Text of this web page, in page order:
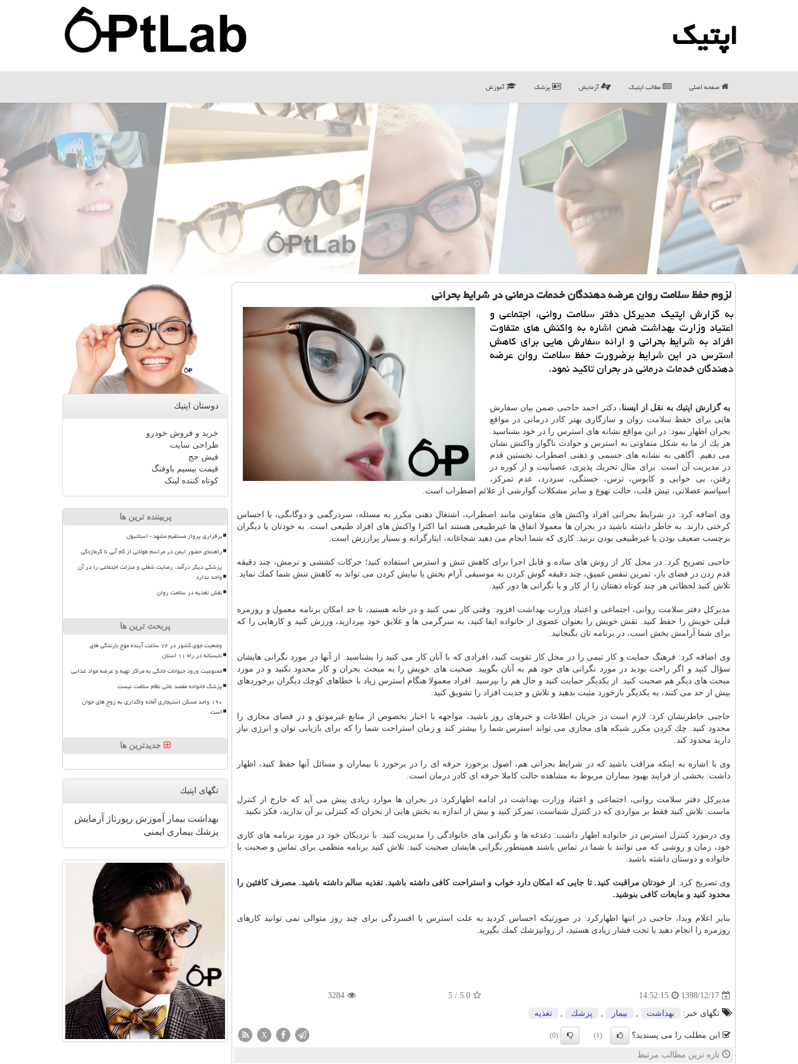
اپتیك
صفحه اصلی مطالب اپتیك آزمایش پزشک آموزش
لزوم حفظ سلامت روان عرضه دهندگان خدمات درمانی در شرایط بحرانی
به گزارش اپتیك مدیركل دفتر سلامت روانی، اجتماعی و
اعتیاد وزارت بهداشت ضمن اشاره به واكنش های متفاوت
افراد به شرایط بحرانی و ارائه سفارش هایی برای كاهش
استرس در این شرایط برضرورت حفظ سلامت روان عرضه
دهندگان خدمات درمانی در بحران تاكید نمود.
به گزارش اپتیك به نقل از ایسنا، دكتر احمد حاجبی ضمن بیان سفارش
هایی برای حفظ سلامت روان و سازگاری بهتر كادر درمانی در مواقع
بحران اظهار نمود: در این مواقع نشانه های استرس را در خود بشناسید.
هر یك از ما به شكل متفاوتی به استرس و حوادث ناگوار واكنش نشان
می دهیم. آگاهی به نشانه های جسمی و ذهنی اضطراب نخستین قدم
در مدیریت آن است. برای مثال تحریك پذیری، عصبانیت و از كوره در
رفتن، بی خوابی و كابوس، ترس، خستگی، سردرد، عدم تمركز،
اسپاسم عضلانی، تپش قلب، حالت تهوع و سایر مشكلات گوارشی از علائم اضطراب است.
وی اضافه كرد: در شرایط بحرانی افراد واكنش های متفاوتی مانند اضطراب، اشتغال ذهنی مكرر به مسئله، سردرگمی و دوگانگی، یا احساس
كرختی دارند. به خاطر داشته باشید در بحران ها معمولا اتفاق ها غیرطبیعی هستند اما اكثرا واكنش های افراد طبیعی است. به خودتان یا دیگران
برچسب ضعیف بودن یا غیرطبیعی بودن نزنید. كاری كه شما انجام می دهید شجاعانه، ایثارگرانه و بسیار پرارزش است.
حاجبی تصریح كرد: در محل كار از روش های ساده و قابل اجرا برای كاهش تنش و استرس استفاده كنید؛ حركات كششی و نرمش، چند دقیقه
قدم زدن در فضای باز، تمرین تنفس عمیق، چند دقیقه گوش كردن به موسیقی آرام بخش یا نیایش كردن می تواند به كاهش تنش شما كمك نماید.
تلاش كنید لحظاتی هر چند كوتاه ذهنتان را از كار و یا نگرانی ها دور كنید.
مدیركل دفتر سلامت روانی، اجتماعی و اعتیاد وزارت بهداشت افزود: وقتی كار نمی كنید و در خانه هستید، تا حد امكان برنامه معمول و روزمره
قبلی خویش را حفظ كنید. نقش خویش را بعنوان عضوی از خانواده ایفا كنید، به سرگرمی ها و علایق خود بپردازید، ورزش كنید و كارهایی را كه
برای شما آرامش بخش است، در برنامه تان بگنجانید.
وی اضافه كرد: فرهنگ حمایت و كار تیمی را در محل كار تقویت كنید، افرادی كه با آنان كار می كنید را بشناسید. از آنها در مورد نگرانی هایشان
سؤال كنید و اگر راحت بودید در مورد نگرانی های خود هم به آنان بگویید. صحبت های خویش را به مبحث بحران و كار محدود نكنید و در مورد
مبحث های دیگر هم صحبت كنید. از یكدیگر حمایت كنید و حال هم را بپرسید. افراد معمولا هنگام استرس زیاد با خطاهای كوچك دیگران برخوردهای
بیش از حد می كنند، به یكدیگر بازخورد مثبت بدهید و تلاش و جدیت افراد را تشویق كنید.
حاجبی خاطرنشان كرد: لازم است در جریان اطلاعات و خبرهای روز باشید، مواجهه با اخبار بخصوص از منابع غیرموثق و در فضای مجازی را
محدود كنید. چك كردن مكرر شبكه های مجازی می تواند استرس شما را بیشتر كند و زمان استراحت شما را كه برای بازیابی توان و انرژی نیاز
دارید محدود كند.
وی با اشاره به اینكه مراقب باشید كه در شرایط بحرانی هم، اصول برخورد حرفه ای را در برخورد با بیماران و مسائل آنها حفظ كنید، اظهار
داشت: بخشی از فرایند بهبود بیماران مربوط به مشاهده حالت كاملا حرفه ای كادر درمان است.
مدیركل دفتر سلامت روانی، اجتماعی و اعتیاد وزارت بهداشت در ادامه اظهاركرد: در بحران ها موارد زیادی پیش می آید كه خارج از كنترل
ماست. تلاش كنید فقط بر مواردی كه در كنترل شماست، تمركز كنید و بیش از اندازه به بخش هایی از بحران كه كنترلی بر آن ندارید، فكر نكنید.
وی درمورد كنترل استرس در خانواده اظهار داشت: دغدغه ها و نگرانی های خانوادگی را مدیریت كنید. با نزدیكان خود در مورد برنامه های كاری
خود، زمان و روشی كه می توانند با شما در تماس باشند همینطور نگرانی هایشان صحبت كنید. تلاش كنید برنامه منظمی برای تماس و صحبت با
خانواده و دوستان داشته باشید.
وی تصریح كرد: از خودتان مراقبت كنید. تا جایی كه امكان دارد خواب و استراحت كافی داشته باشید. تغذیه سالم داشته باشید. مصرف كافئین را
محدود كنید و مایعات كافی بنوشید.
بنابر اعلام وبدا، حاجبی در انتها اظهاركرد: در صورتیكه احساس كردید به علت استرس یا افسردگی برای چند روز متوالی نمی توانید كارهای
روزمره را انجام دهید یا تحت فشار زیادی هستید، از روانپزشك كمك بگیرید.
1398/12/17
14:52:15
5.0
/
5
3284
تگهای خبر: بهداشت , بیمار , پزشك , تغذیه
این مطلب را می پسندید؟ (1)
(0)
X
تازه ترین مطالب مرتبط
دوستان اپتیك
خرید و فروش خودرو
طراحی سایت
فیش حج
قیمت بیسیم باوفنگ
کوتاه کننده لینک
پربیننده ترین ها
برقراری پرواز مستقیم مشهد - استانبول
راهنمای حضور ایمن در مراسم طولانی از کم آبی تا گرمازدگی
پزشکی دیگر درآمد، رضایت شغلی و منزلت اجتماعی را در آن
واحد ندارد
نقش تغذیه در سلامت روان
پربحث ترین ها
وضعیت جوی کشور در ۷۲ ساعت آینده موج بارندگی های
تابستانه در راه ۱۱ استان
ممنوعیت ورود حیوانات خانگی به مراکز تهیه و عرضه مواد غذایی
پزشک خانواده مقصد غائی نظام سلامت نیست
۱۹۰ واحد مسکن استیجاری آماده واگذاری به زوج های جوان
است
جدیدترین ها
تگهای اپتیك
بهداشت بیمار آموزش رپورتاژ
آزمایش
پزشك بیماری ایمنی